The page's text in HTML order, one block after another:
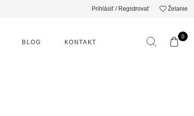
Prihlásiť / Registrovať Želanie
BLOG KONTAKT
0